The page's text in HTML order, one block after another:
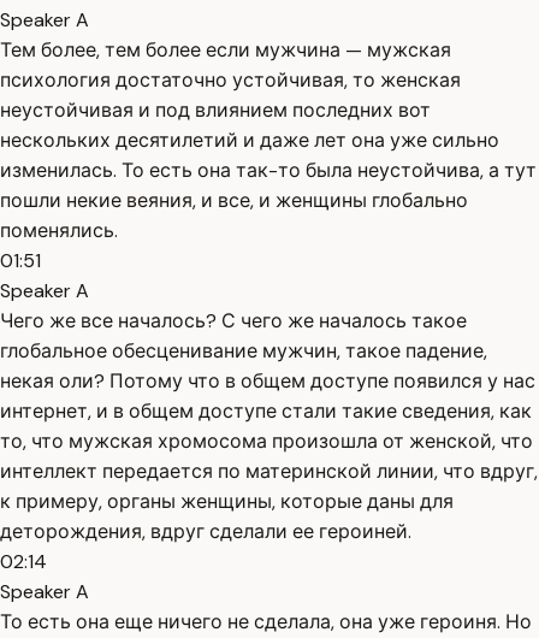
Speaker A
Тем более, тем более если мужчина — мужская
психология достаточно устойчивая, то женская
неустойчивая и под влиянием последних вот
нескольких десятилетий и даже лет она уже сильно
изменилась. То есть она так-то была неустойчива, а тут
пошли некие веяния, и все, и женщины глобально
поменялись.
01:51
Speaker A
Чего же все началось? С чего же началось такое
глобальное обесценивание мужчин, такое падение,
некая оли? Потому что в общем доступе появился у нас
интернет, и в общем доступе стали такие сведения, как
то, что мужская хромосома произошла от женской, что
интеллект передается по материнской линии, что вдруг,
к примеру, органы женщины, которые даны для
деторождения, вдруг сделали ее героиней.
02:14
Speaker A
То есть она еще ничего не сделала, она уже героиня. Но